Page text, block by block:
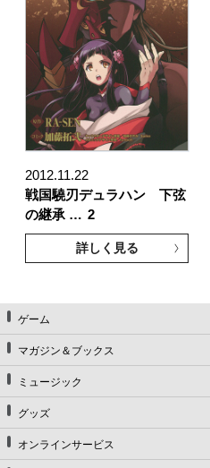
2012.11.22
戦国驍刃デュラハン 下弦
の継承 … 2
詳しく見る
ゲーム
マガジン＆ブックス
ミュージック
グッズ
オンラインサービス